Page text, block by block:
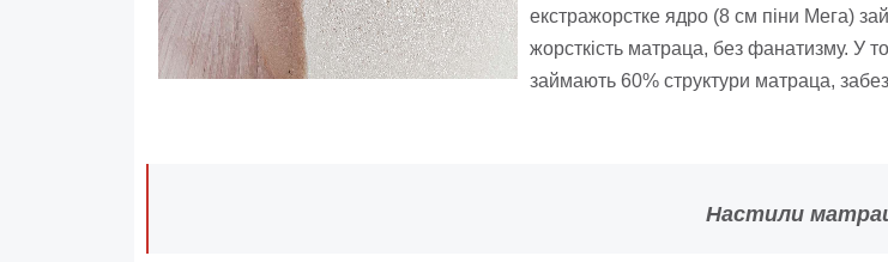
екстражорстке ядро ​​(8 см піни Мега)
жорсткість матраца, без фанатизму. У
займають 60% структури матраца,
Настили